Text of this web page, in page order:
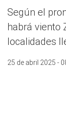
Según el
habrá viento
localidades
25 de abril 2025 -